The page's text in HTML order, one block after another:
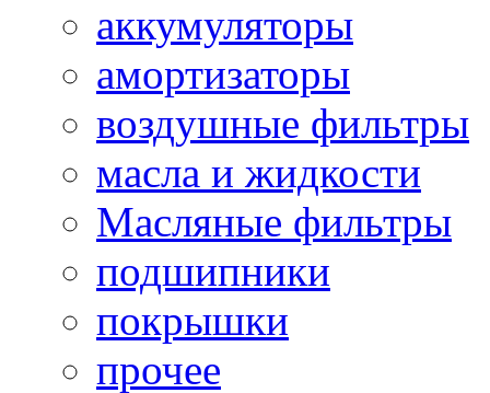
аккумуляторы
амортизаторы
воздушные фильтры
масла и жидкости
Масляные фильтры
подшипники
покрышки
прочее